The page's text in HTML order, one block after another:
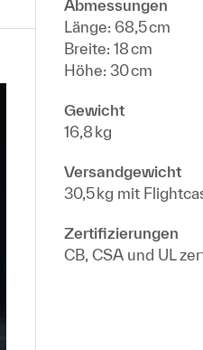
Abmessungen
Länge: 68,5 cm
Breite: 18 cm
Höhe: 30 cm
Gewicht
16,8 kg
Versandgewicht
30,5 kg mit
Zertifizierungen
CB, CSA und UL